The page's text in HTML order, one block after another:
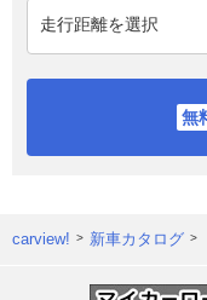
carview! 新車カタログ